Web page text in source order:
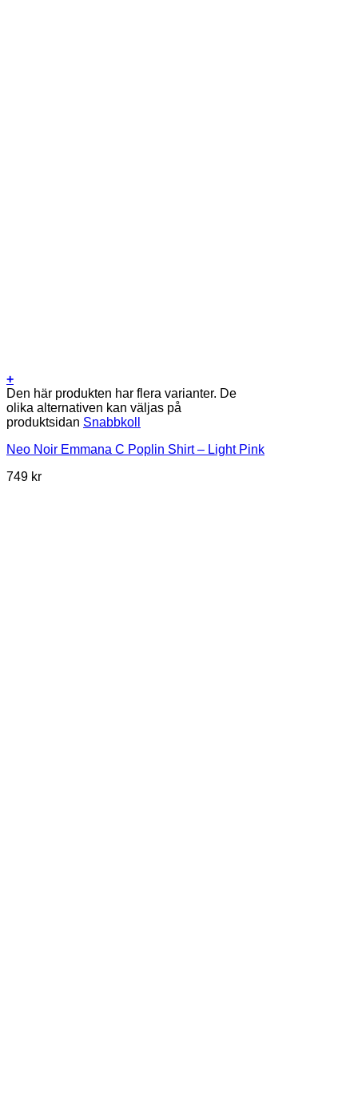
+
Den här produkten har flera varianter. De
olika alternativen kan väljas på
produktsidan Snabbkoll
Neo Noir Emmana C Poplin Shirt – Light Pink
749 kr